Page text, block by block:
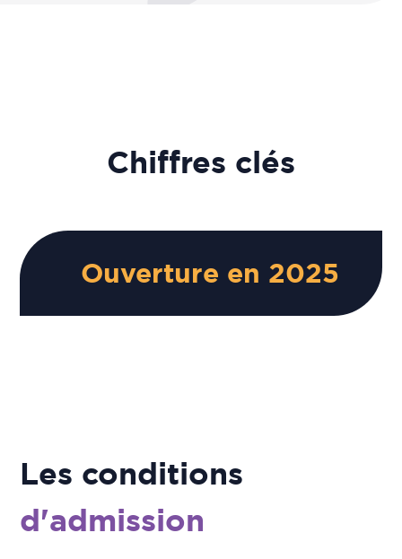
Chiffres clés
Ouverture en 2025
Les conditions
d'admission